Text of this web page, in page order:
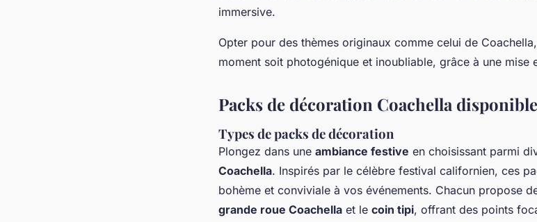
immersive.
Opter pour des thèmes originaux comme celui de
moment soit photogénique et inoubliable, grâce à une mise
Packs de décoration Coachella
Types de packs de décoration
Plongez dans une ambiance festive en choisissant parmi
Coachella. Inspirés par le célèbre festival californien, ces
bohème et conviviale à vos événements. Chacun propose
grande roue Coachella et le coin tipi, offrant des points